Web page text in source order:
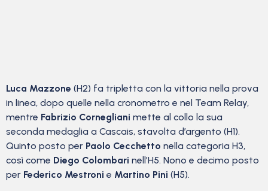
Luca Mazzone (H2) fa tripletta con la vittoria nella prova
in linea, dopo quelle nella cronometro e nel Team Relay,
mentre Fabrizio Cornegliani mette al collo la sua
seconda medaglia a Cascais, stavolta d’argento (H1).
Quinto posto per Paolo Cecchetto nella categoria H3,
così come Diego Colombari nell’H5. Nono e decimo posto
per Federico Mestroni e Martino Pini (H5).